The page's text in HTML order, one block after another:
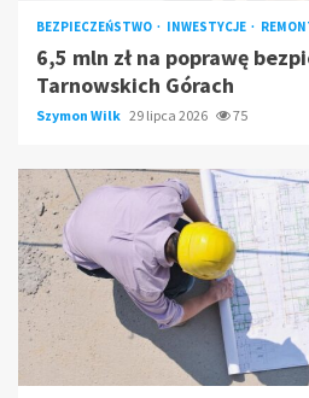
BEZPIECZEŃSTWO INWESTYCJE
6,5 mln zł na poprawę
Tarnowskich Górach
Szymon Wilk 29 lipca 2026 75